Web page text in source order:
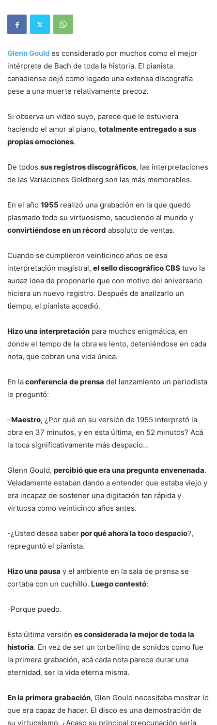
Glenn Gould es considerado por muchos como el mejor
intérprete de Bach de toda la historia. El pianista
canadiense dejó como legado una extensa discografía
pese a una muerte relativamente precoz.
Si observa un video suyo, parece que le estuviera
haciendo el amor al piano, totalmente entregado a sus
propias emociones.
De todos sus registros discográficos, las interpretaciones
de las Variaciones Goldberg son las más memorables.
En el año 1955 realizó una grabación en la que quedó
plasmado todo su virtuosismo, sacudiendo al mundo y
convirtiéndose en un récord absoluto de ventas.
Cuando se cumplieron veinticinco años de esa
interpretación magistral, el sello discográfico CBS tuvo la
audaz idea de proponerle que con motivo del aniversario
hiciera un nuevo registro. Después de analizarlo un
tiempo, el pianista accedió.
Hizo una interpretación para muchos enigmática, en
donde el tempo de la obra es lento, deteniéndose en cada
nota, que cobran una vida única.
En laconferencia de prensa del lanzamiento un periodista
le preguntó:
–Maestro, ¿Por qué en su versión de 1955 interpretó la
obra en 37 minutos, y en esta última, en 52 minutos? Acá
la toca significativamente más despacio…
Glenn Gould, percibió que era una pregunta envenenada.
Veladamente estaban dando a entender que estaba viejo y
era incapaz de sostener una digitación tan rápida y
virtuosa como veinticinco años antes.
-¿Usted desea saberpor qué ahora la toco despacio?,
repreguntó el pianista.
Hizo una pausa y el ambiente en la sala de prensa se
cortaba con un cuchillo. Luego contestó:
-Porque puedo.
Esta última versión es considerada la mejor de toda la
historia. En vez de ser un torbellino de sonidos como fue
la primera grabación, acá cada nota parece durar una
eternidad, ser la vida eterna misma.
En la primera grabación, Glen Gould necesitaba mostrar lo
que era capaz de hacer. El disco es una demostración de
su virtuosismo. ¿Acaso su principal preocupación sería